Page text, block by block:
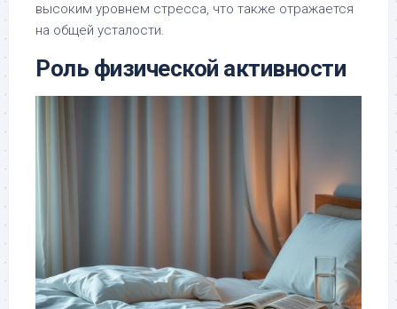
высоким уровнем стресса, что также отражается
на общей усталости.
Роль физической активности